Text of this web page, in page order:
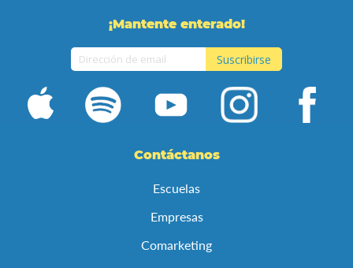
Contáctanos
Escuelas
Empresas
Comarketing
¡Mantente enterado!
Inscríbase
nuestro
Suscribirse